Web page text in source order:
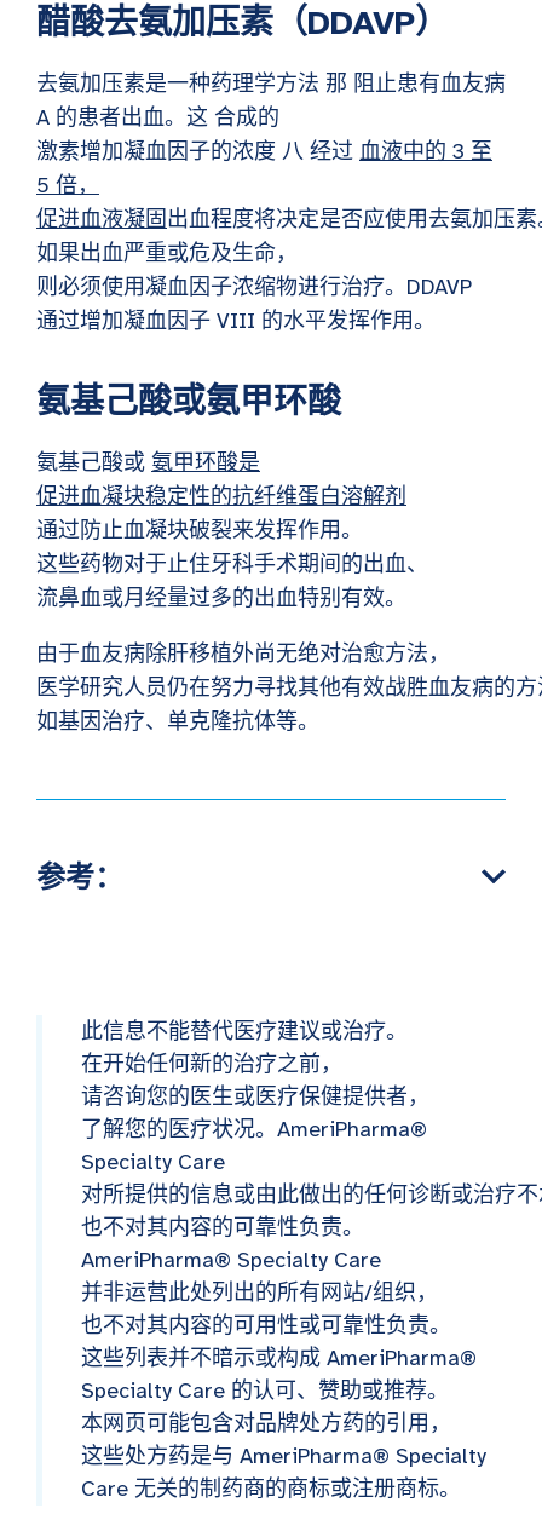
醋酸去氨加压素（DDAVP）
去氨加压素是一种药理学方法 那 阻止患有血友病
A 的患者出血。这 合成的
激素增加凝血因子的浓度 八 经过 血液中的 3 至
5 倍，
促进血液凝固出血程度将决定是否应使用去氨加压素
如果出血严重或危及生命，
则必须使用凝血因子浓缩物进行治疗。DDAVP
通过增加凝血因子 VIII 的水平发挥作用。
氨基己酸或氨甲环酸
氨基己酸或 氨甲环酸是
促进血凝块稳定性的抗纤维蛋白溶解剂
通过防止血凝块破裂来发挥作用。
这些药物对于止住牙科手术期间的出血、
流鼻血或月经量过多的出血特别有效。
由于血友病除肝移植外尚无绝对治愈方法，
医学研究人员仍在努力寻找其他有效战胜血友病的
如基因治疗、单克隆抗体等。
参考：
此信息不能替代医疗建议或治疗。
在开始任何新的治疗之前，
请咨询您的医生或医疗保健提供者，
了解您的医疗状况。AmeriPharma®
Specialty Care
对所提供的信息或由此做出的任何诊断或治疗
也不对其内容的可靠性负责。
AmeriPharma® Specialty Care
并非运营此处列出的所有网站/组织，
也不对其内容的可用性或可靠性负责。
这些列表并不暗示或构成 AmeriPharma®
Specialty Care 的认可、赞助或推荐。
本网页可能包含对品牌处方药的引用，
这些处方药是与 AmeriPharma® Specialty
Care 无关的制药商的商标或注册商标。